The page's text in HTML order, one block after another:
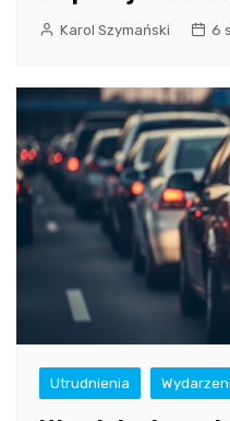
Karol Szymański 6
Utrudnienia